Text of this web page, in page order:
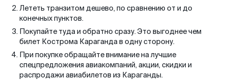
Лететь транзитом дешево, по сравнению от и до
конечных пунктов.
Покупайте туда и обратно сразу. Это выгоднее чем
билет Кострома Караганда в одну сторону.
При покупке обращайте внимание на лучшие
спецпредложения авиакомпаний, акции, скидки и
распродажи авиабилетов из Караганды.